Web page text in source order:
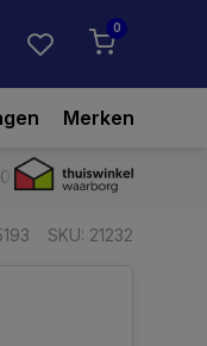
0
Merken
uur besteld,vandaag
SKU: 21232